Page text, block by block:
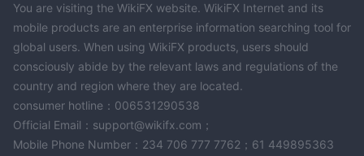
You are visiting the WikiFX website. WikiFX Internet and its
mobile products are an enterprise information searching tool for
global users. When using WikiFX products, users should
consciously abide by the relevant laws and regulations of the
country and region where they are located.
consumer hotline：006531290538
Official Email：support@wikifx.com；
Mobile Phone Number：234 706 777 7762；61 449895363